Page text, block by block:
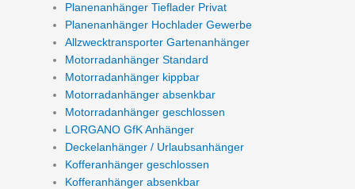
Planenanhänger Tieflader Privat
Planenanhänger Hochlader Gewerbe
Allzwecktransporter Gartenanhänger
Motorradanhänger Standard
Motorradanhänger kippbar
Motorradanhänger absenkbar
Motorradanhänger geschlossen
LORGANO GfK Anhänger
Deckelanhänger / Urlaubsanhänger
Kofferanhänger geschlossen
Kofferanhänger absenkbar